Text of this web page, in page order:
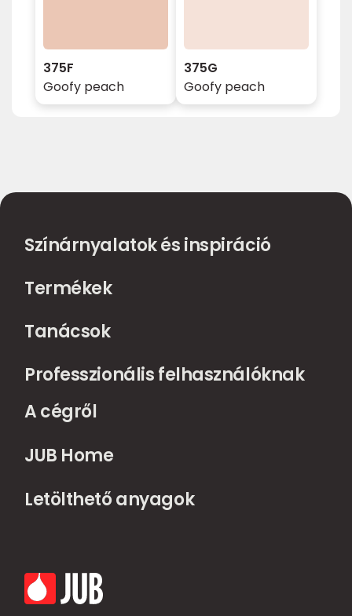
375F
Goofy peach
375G
Goofy peach
Színárnyalatok és inspiráció
Termékek
Tanácsok
Professzionális felhasználóknak
A cégről
JUB Home
Letölthető anyagok